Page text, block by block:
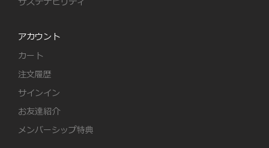
アカウント
カート
注文履歴
サインイン
お友達紹介
メンバーシップ特典